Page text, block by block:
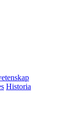
Historia